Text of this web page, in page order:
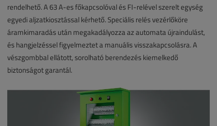
rendelhető. A 63 A-es főkapcsolóval és FI-relével szerelt egység
egyedi aljzatkiosztással kérhető. Speciális relés vezérlőköre
áramkimaradás után megakadályozza az automata újraindulást,
és hangjelzéssel figyelmeztet a manuális visszakapcsolásra. A
vészgombbal ellátott, sorolható berendezés kiemelkedő
biztonságot garantál.